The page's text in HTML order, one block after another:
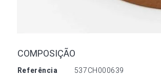
COMPOSIÇÃO
referência
537CH000639